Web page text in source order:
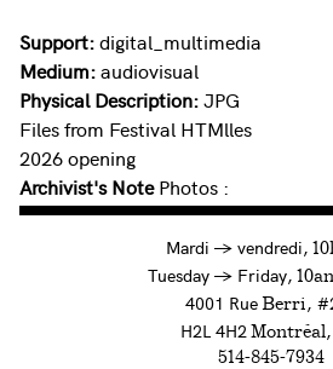
Support:digital_multimedia
Medium:audiovisual
Physical Description:JPG
Files from Festival HTMlles
2026 opening
Archivist's NotePhotos :
Mardi →à
vendredi,
Tuesday →toFriday,
4001 RueBerri,
H2L 4H2 Montréal
514-845-7934